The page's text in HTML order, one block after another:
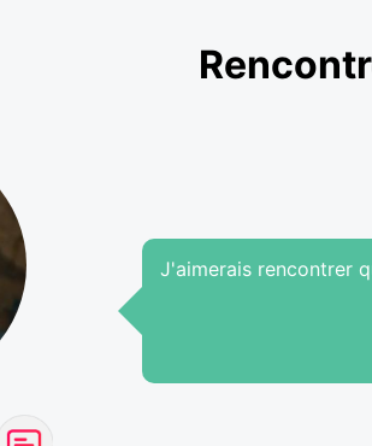
J'aimerais rencontrer